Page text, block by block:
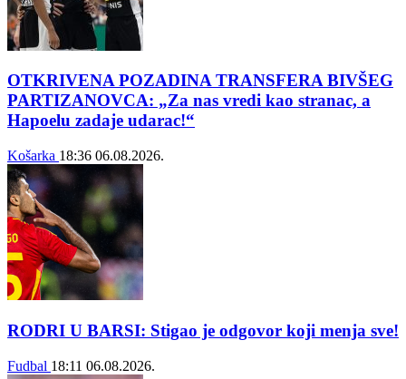
OTKRIVENA POZADINA TRANSFERA BIVŠEG
PARTIZANOVCA: „Za nas vredi kao stranac, a
Hapoelu zadaje udarac!“
Košarka 18:36 06.08.2026.
RODRI U BARSI: Stigao je odgovor koji menja sve!
Fudbal 18:11 06.08.2026.